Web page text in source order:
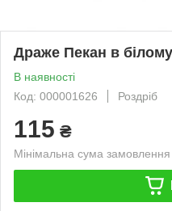
Драже Пекан в
В наявності
Код: 000001626
Роздріб
115 ₴
Мінімальна сума